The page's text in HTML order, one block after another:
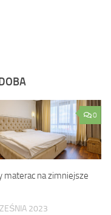
0
materac na zimniejsze
2023